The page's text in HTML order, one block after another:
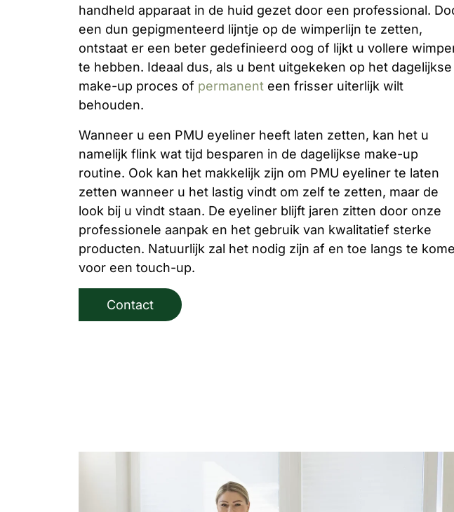
handheld apparaat in de huid gezet door een professional.
een dun gepigmenteerd lijntje op de wimperlijn te zetten,
ontstaat er een beter gedefinieerd oog of lijkt u vollere
te hebben. Ideaal dus, als u bent uitgekeken op het dagelijkse
make-up proces of permanent een frisser uiterlijk wilt
behouden.
Wanneer u een PMU eyeliner heeft laten zetten, kan het u
namelijk flink wat tijd besparen in de dagelijkse make-up
routine. Ook kan het makkelijk zijn om PMU eyeliner te laten
zetten wanneer u het lastig vindt om zelf te zetten, maar de
look bij u vindt staan. De eyeliner blijft jaren zitten door onze
professionele aanpak en het gebruik van kwalitatief sterke
producten. Natuurlijk zal het nodig zijn af en toe langs te
voor een touch-up.
Contact